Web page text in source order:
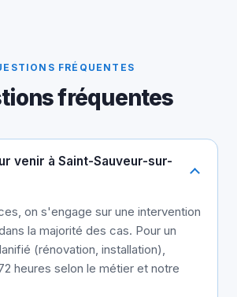
FRÉQUENTES
fréquentes
venir à Saint-Sauveur-sur-
on s'engage sur une intervention
la majorité des cas. Pour un
(rénovation, installation),
heures selon le métier et notre